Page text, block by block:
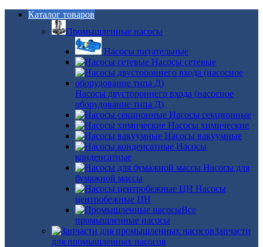
Каталог товаров
Промышленные насосы
Насосы питательные
Насосы сетевые
Насосы двустороннего входа (насосное
оборудование типа Д)
Насосы секционные
Насосы химические
Насосы вакуумные
Насосы
конденсатные
Насосы для
бумажной массы
Насосы
центробежные ЦН
Все
промышленные насосы
Запчасти
для промышленных насосов